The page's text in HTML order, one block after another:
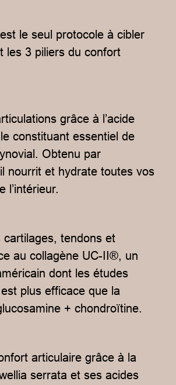
le seul protocole à cibler
les 3 piliers du confort
grâce à l’acide
constituant essentiel de
Obtenu par
nourrit et hydrate toutes vos
l’intérieur.
cartilages, tendons et
au collagène UC-II®, un
dont les études
plus efficace que la
+ chondroïtine.
articulaire grâce à la
serrata et ses acides